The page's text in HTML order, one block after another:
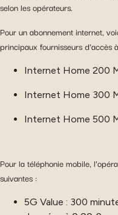
selon les opérateurs.
Pour un abonnement internet,
principaux fournisseurs d’accès
Internet Home 200
Internet Home 300
Internet Home 500
Pour la téléphonie mobile,
suivantes :
5G Value : 300